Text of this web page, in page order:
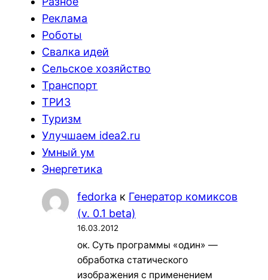
Реклама
Роботы
Свалка идей
Сельское хозяйство
Транспорт
ТРИЗ
Туризм
Улучшаем idea2.ru
Умный ум
Энергетика
fedorka к Генератор комиксов
(v. 0.1 beta)
16.03.2012
ок. Суть программы «один» —
обработка статического
изображения с применением